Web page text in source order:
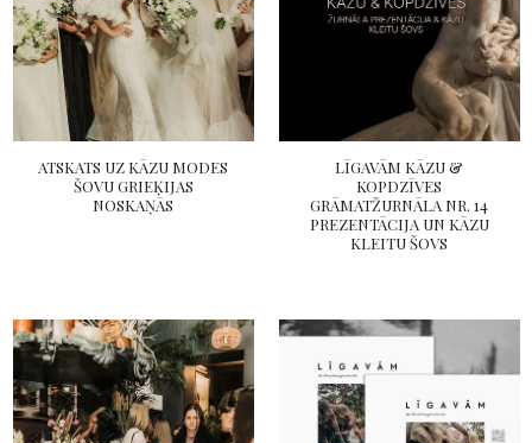
ATSKATS UZ KĀZU MODES
ŠOVU GRIEĶIJAS
NOSKAŅĀS
LĪGAVĀM KĀZU &
KOPDZĪVES
GRĀMATŽURNĀLA NR. 14
PREZENTĀCIJA UN KĀZU
KLEITU ŠOVS